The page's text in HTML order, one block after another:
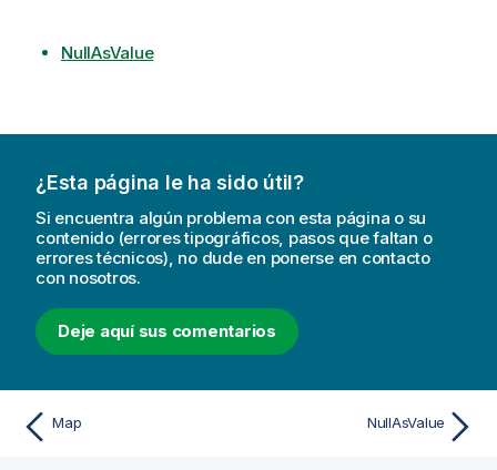
NullAsValue
¿Esta página le ha sido útil?
Si encuentra algún problema con esta página o su
contenido (errores tipográficos, pasos que faltan o
errores técnicos), no dude en ponerse en contacto
con nosotros.
Deje aquí sus comentarios
Map NullAsValue